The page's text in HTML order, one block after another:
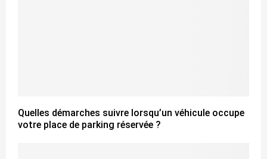
Quelles démarches suivre lorsqu’un véhicule occupe
votre place de parking réservée ?